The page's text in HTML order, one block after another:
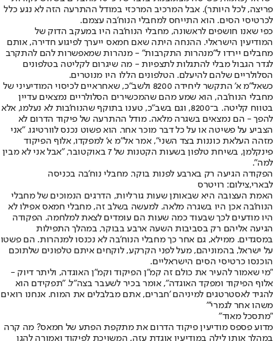
פריצה, לכל היותר). אבל המרכיב המרכזי במודל ההתרעה הזה לא נגע כלל
לכרטיסי הסים. הוא התייחס למחבלי הנוח'בה עצמם.
כפי שאנו חושפים לראשונה, מחבלי הנוח'בה היו במעקב הדוק של
המודיעין הישראלי. ההנחה היתה שאם חמאס ייערך לפיגוע חדירה, אותם
מחבלים יירדו ל"מנהרות התקרבות" - מנהרות שמאפשרות להם להתקרב
לגדר הגבול מבלי להתגלות לתצפיות - מה שיגרום לקליטה בטלפונים
הסלולריים שלהם להיעלם. הטלפונים הללו היו מנוטרים.
כשאל"מ א' התקשר ליחידה 8200 ולשב"כ, שאחראיים לכיסוי המודיעיני של
מחבלי הנוח'בה, הוא שמע מהם שהמכשירים הסלולריים נמצאים עדיין
בטווח קליטה. ב־8200, וגם בשב"כ, טענו בתוקף שהנוח'בות לא נעלמו, אלא
להפך - הם נמצאים בשגרה מלאה. מודל ההתרעה של פיקוד הדרום לא
הצביע על פשיטה או על כל דבר מוכר אחר. הוא פשוט נכנס לוורטיגו. "אני
מזהה העלאת כוננות בצד השני", אמר אל"מ א' למפקדו, אלוף הפיקוד
פינקלמן, בשיחת טלפון בשעות הקטנות של 7 באוקטובר, "אבל אני לא מבין
למה".
הפקודה הגיעה רק בארבע לפנות בוקר. מחבלי נוח'בה בכניסה
לבארי,צילום: רויטרס
האמת העצובה היא שבאותן שעות גורליות, הדרגים הנמוכים של מחבלי
הנוח'בה אכן היו בשגרה מלאה. למעשה בשלב זה, מחבלי חמאס אפילו לא
היו מודעים לכך שבעוד כמה שעות הם עומדים לצאת למלחמה. הפקודה
הגיעה אליהם רק בסביבות השעה ארבע בבוקר, במהלך התפילות
במסגדים. ממילא, גם אחר כך מחבלי הנוח'בה לא נכנסו למנהרות. הם פשטו
על ישראל, בהמוניהם, מעל לפני הקרקע, לוקחים איתם טלפונים שלתוכם
הוכנסו כרטיסי הסים הישראליים.
"מי שאמור להעיר את כולם זה קמ"ן הפיקוד וקמ"ן האוגדה, וליתר דיוק -
אלוף הפיקוד ומפקד האוגדה", אומר בכיר לשעבר בצה"ל. "תפקידם הוא
להגיד לאסטרטגים למיניהם 'חברים, אתם מבלבלים את המוח. אנחנו רואים
משהו אחר לגמרי'"
"מתסכל מאוד"
מדוע פספס מודיעין פיקוד הדרום את מתקפת הפתע של חמאס? מה קרה
במהלך אותו לילה במודיעין אוגדת עזה, המשויכת לפיקוד ואמורה להגן